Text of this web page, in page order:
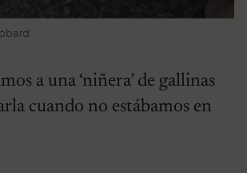
a una ‘niñera’ de gallinas
cuando no estábamos en